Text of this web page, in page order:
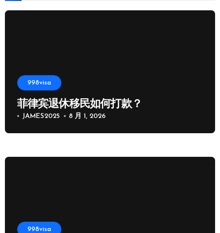
998visa
菲律宾退休移民如何打款？
JAMES2025 8 月 1, 2026
998visa